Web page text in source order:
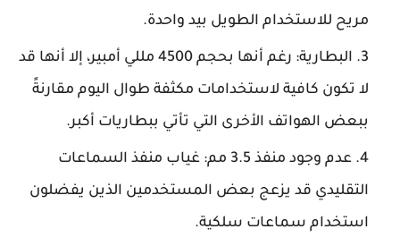
مريح للاستخدام الطويل بيد واحدة.
البطارية: رغم أنها بحجم 4500 مللي أمبير، إلا أنها قد
لا تكون كافية لاستخدامات مكثفة طوال اليوم مقارنةً
ببعض الهواتف الأخرى التي تأتي ببطاريات أكبر.
عدم وجود منفذ 3.5 مم: غياب منفذ السماعات
التقليدي قد يزعج بعض المستخدمين الذين يفضلون
استخدام سماعات سلكية.